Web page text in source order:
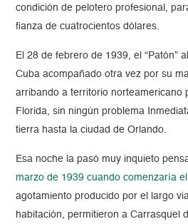
condición de pelotero profesional,
fianza de cuatrocientos dólares.
El 28 de febrero de 1939, el “Patón”
Cuba acompañado otra vez por su
arribando a territorio norteamericano
Florida, sin ningún problema
tierra hasta la ciudad de Orlando.
Esa noche la pasó muy inquieto
marzo de 1939 cuando comenzaría
agotamiento producido por el largo
habitación, permitieron a Carrasquel